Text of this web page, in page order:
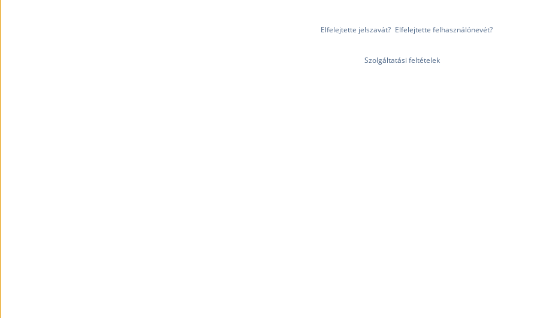
Elfelejtette jelszavát? Elfelejtette felhasználónevét?
Szolgáltatási feltételek